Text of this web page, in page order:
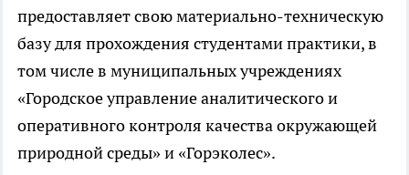
предоставляет свою материально-техническую
базу для прохождения студентами практики, в
том числе в муниципальных учреждениях
«Городское управление аналитического и
оперативного контроля качества окружающей
природной среды» и «Горэколес».